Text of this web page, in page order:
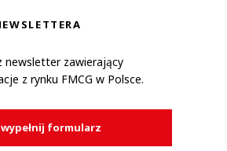
newsletter zawierający
z rynku FMCG w Polsce.
formularz